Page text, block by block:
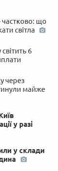
частково: що
світла
6
через
майже
у разі
у склади